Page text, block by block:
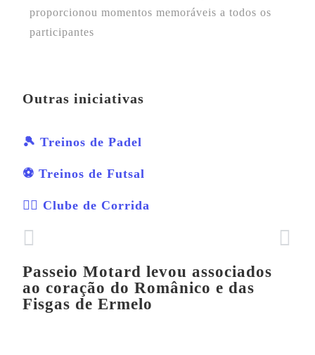
proporcionou momentos memoráveis a todos os
participantes
Outras iniciativas
🎾 Treinos de Padel
⚽ Treinos de Futsal
🏃‍♂️ Clube de Corrida
Passeio Motard levou associados
ao coração do Românico e das
Fisgas de Ermelo